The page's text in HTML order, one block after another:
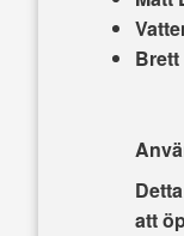
Detta
att